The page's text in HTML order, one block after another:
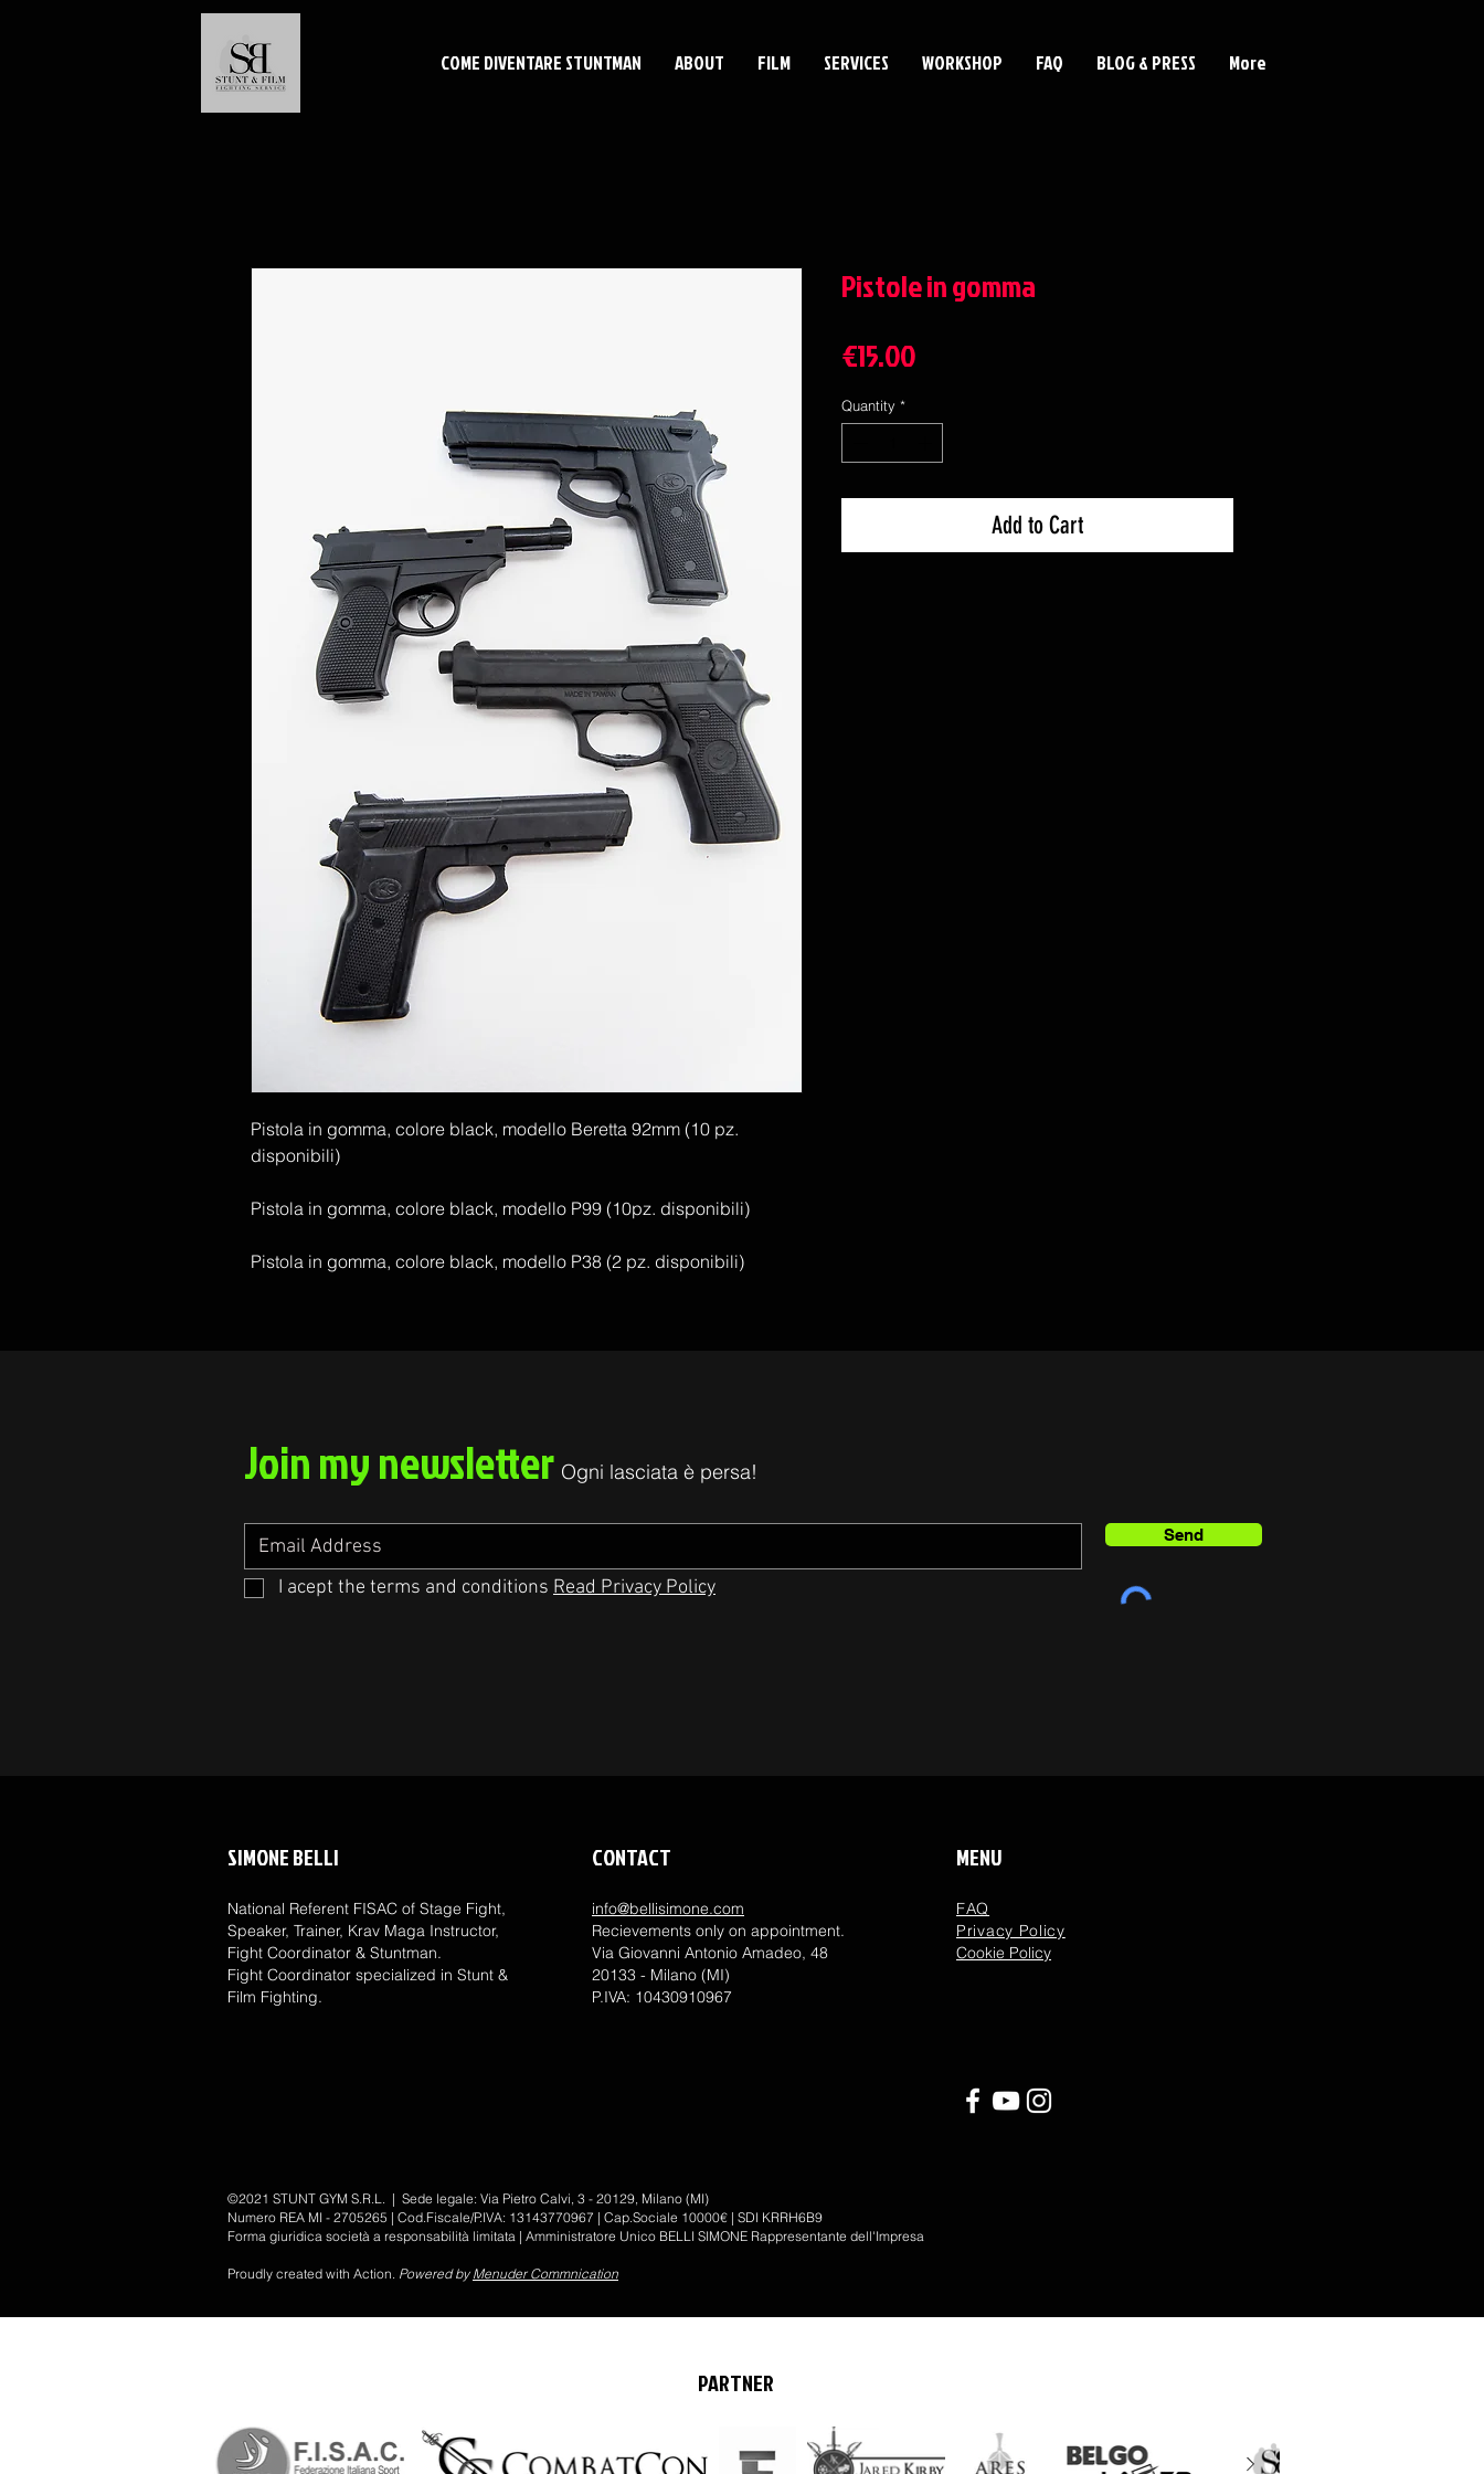
COME DIVENTARE STUNTMAN ABOUT FILM SERVICES WORKSHOP FAQ BLOG & PRESS More
Pistola in gomma, colore black, modello Beretta 92mm (10 pz.
disponibili)
Pistola in gomma, colore black, modello P99 (10pz. disponibili)
Pistola in gomma, colore black, modello P38 (2 pz. disponibili)
Pistole in gomma
€15.00Price
Quantity *
Add to Cart
Join my newsletter Ogni lasciata è persa!
Send
I acept the terms and conditions Read Privacy Policy
SIMONE BELLI
National Referent FISAC of Stage Fight,
Speaker, Trainer, Krav Maga Instructor,
Fight Coordinator & Stuntman.
Fight Coordinator specialized in Stunt &
Film Fighting.
CONTACT
info@bellisimone.com
Recievements only on appointment.
Via Giovanni Antonio Amadeo, 48
20133 - Milano (MI)
P.IVA: 10430910967
MENU
FAQ
Privacy Policy
Cookie Policy
©2021 STUNT GYM S.R.L. | Sede legale: Via Pietro Calvi, 3 - 20129, Milano (MI)
Numero REA MI - 2705265 | Cod.Fiscale/P.IVA: 13143770967 | Cap.Sociale 10000€ | SDI KRRH6B9
Forma giuridica società a responsabilità limitata | Amministratore Unico BELLI SIMONE Rappresentante dell'Impresa
Proudly created with Action. Powered by Menuder Commnication
PARTNER